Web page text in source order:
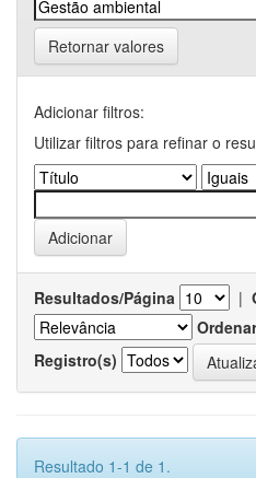
Retornar valores
Adicionar filtros:
Utilizar filtros para refinar o
Resultados/Página |
Ordenar
Registro(s)
Resultado 1-1 de 1.